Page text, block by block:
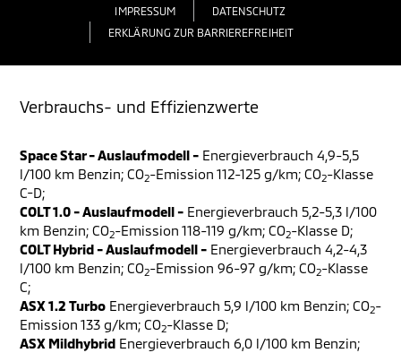
IMPRESSUM
DATENSCHUTZ
ERKLÄRUNG ZUR BARRIEREFREIHEIT
Verbrauchs- und Effizienzwerte
Space Star - Auslaufmodell - Energieverbrauch 4,9-5,5
l/100 km Benzin; CO2-Emission 112-125 g/km; CO2-Klasse
C-D;
COLT 1.0 - Auslaufmodell - Energieverbrauch 5,2-5,3 l/100
km Benzin; CO2-Emission 118-119 g/km; CO2-Klasse D;
COLT Hybrid - Auslaufmodell - Energieverbrauch 4,2-4,3
l/100 km Benzin; CO2-Emission 96-97 g/km; CO2-Klasse
C;
ASX 1.2 Turbo Energieverbrauch 5,9 l/100 km Benzin; CO2-
Emission 133 g/km; CO2-Klasse D;
ASX Mildhybrid Energieverbrauch 6,0 l/100 km Benzin;